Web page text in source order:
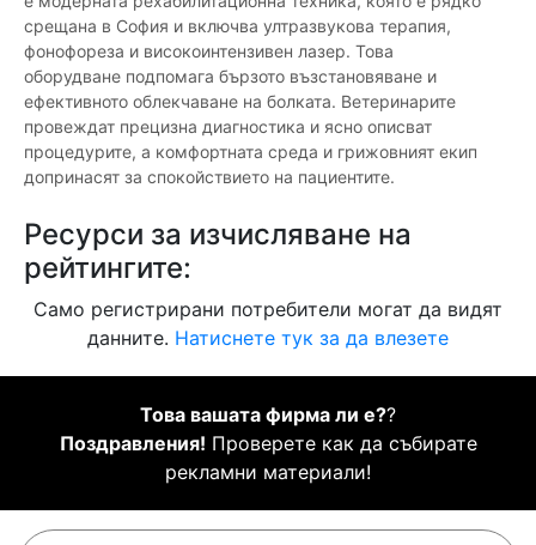
срещана в София и включва ултразвукова терапия,
фонофореза и високоинтензивен лазер. Това
оборудване подпомага бързото възстановяване и
ефективното облекчаване на болката. Ветеринарите
провеждат прецизна диагностика и ясно описват
процедурите, а комфортната среда и грижовният екип
допринасят за спокойствието на пациентите.
Ресурси за изчисляване на
рейтингите:
Само регистрирани потребители могат да видят
данните. Натиснете тук за да влезете
Това вашата фирма ли е??
Поздравления! Проверете как да събирате
рекламни материали!